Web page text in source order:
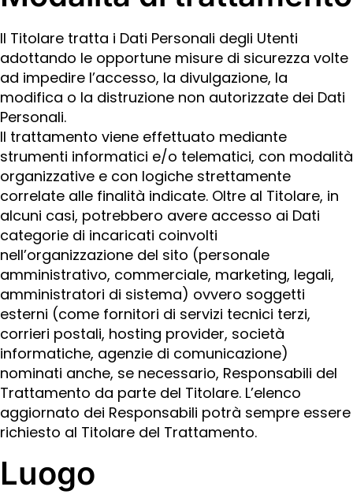
Il Titolare tratta i Dati Personali degli Utenti
adottando le opportune misure di sicurezza volte
ad impedire l’accesso, la divulgazione, la
modifica o la distruzione non autorizzate dei Dati
Personali.
Il trattamento viene effettuato mediante
strumenti informatici e/o telematici, con modalità
organizzative e con logiche strettamente
correlate alle finalità indicate. Oltre al Titolare, in
alcuni casi, potrebbero avere accesso ai Dati
categorie di incaricati coinvolti
nell’organizzazione del sito (personale
amministrativo, commerciale, marketing, legali,
amministratori di sistema) ovvero soggetti
esterni (come fornitori di servizi tecnici terzi,
corrieri postali, hosting provider, società
informatiche, agenzie di comunicazione)
nominati anche, se necessario, Responsabili del
Trattamento da parte del Titolare. L’elenco
aggiornato dei Responsabili potrà sempre essere
richiesto al Titolare del Trattamento.
Luogo